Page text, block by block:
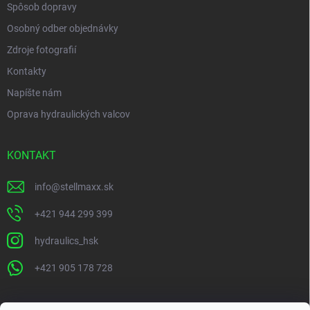
Spôsob dopravy
Osobný odber objednávky
Zdroje fotografií
Kontakty
Napíšte nám
Oprava hydraulických valcov
KONTAKT
info@stellmaxx.sk
+421 944 299 399
hydraulics_hsk
+421 905 178 728